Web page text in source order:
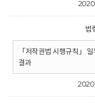
법
「저작권법 시행규칙」
결과